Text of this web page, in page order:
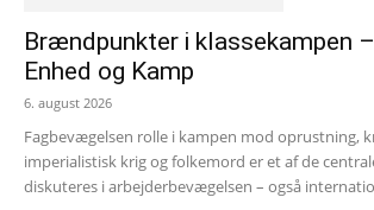
Brændpunkter i klassekampen
Enhed og Kamp
6. august 2026
Fagbevægelsen rolle i kampen mod oprustning,
imperialistisk krig og folkemord er et af de
diskuteres i arbejderbevægelsen – også